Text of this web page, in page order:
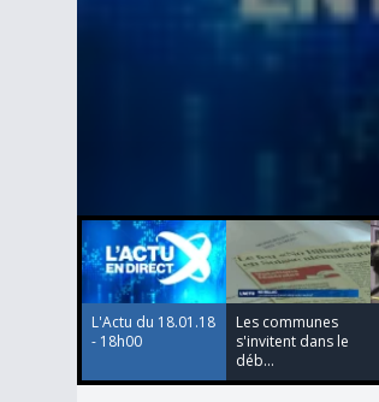
0
seconds
of
secondsVolume
90%
L'Actu du 18.01.18
- 18h00
Les communes
s'invitent dans le
déb...